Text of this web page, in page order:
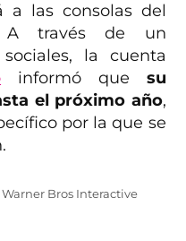
a las consolas del
A través de un
la cuenta
informó que su
el próximo año,
por la que se
Bros Interactive